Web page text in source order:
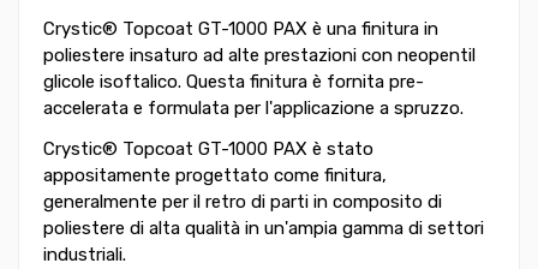
Crystic® Topcoat GT-1000 PAX è una finitura in
poliestere insaturo ad alte prestazioni con neopentil
glicole isoftalico. Questa finitura è fornita pre-
accelerata e formulata per l'applicazione a spruzzo.
Crystic® Topcoat GT-1000 PAX è stato
appositamente progettato come finitura,
generalmente per il retro di parti in composito di
poliestere di alta qualità in un'ampia gamma di settori
industriali.